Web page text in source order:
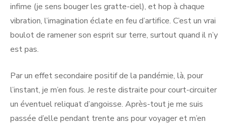
infime (je sens bouger les gratte-ciel), et hop à chaque
vibration, l’imagination éclate en feu d’artifice. C’est un vrai
boulot de ramener son esprit sur terre, surtout quand il n’y
est pas.
Par un effet secondaire positif de la pandémie, là, pour
l’instant, je m’en fous. Je reste distraite pour court-circuiter
un éventuel reliquat d’angoisse. Après-tout je me suis
passée d’elle pendant trente ans pour voyager et m’en